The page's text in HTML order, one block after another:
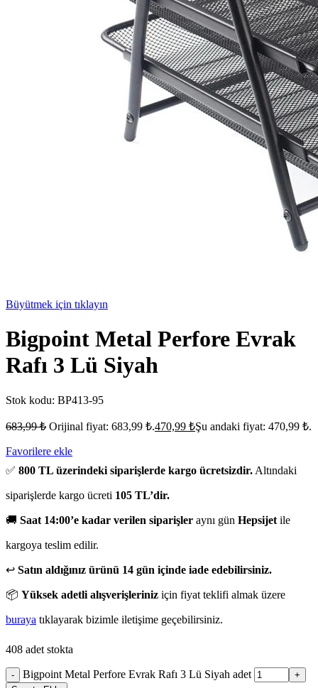
Büyütmek için tıklayın
Bigpoint Metal Perfore Evrak
Rafı 3 Lü Siyah
Stok kodu: BP413-95
683,99₺ Orijinal fiyat: 683,99 ₺.470,99 ₺Şu andaki fiyat: 470,99 ₺.
Favorilere ekle
✅ 800 TL üzerindeki siparişlerde kargo ücretsizdir. Altındaki
siparişlerde kargo ücreti 105 TL’dir.
🚚 Saat 14:00’e kadar verilen siparişler aynı gün Hepsijet ile
kargoya teslim edilir.
↩️ Satın aldığınız ürünü 14 gün içinde iade edebilirsiniz.
📦 Yüksek adetli alışverişleriniz için fiyat teklifi almak üzere
buraya tıklayarak bizimle iletişime geçebilirsiniz.
408 adet stokta
- Bigpoint Metal Perfore Evrak Rafı 3 Lü Siyah adet
+